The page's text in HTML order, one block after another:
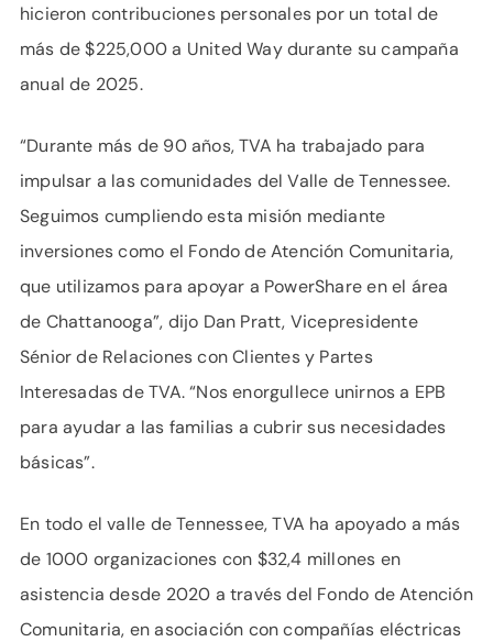
hicieron contribuciones personales por un total de
más de $225,000 a United Way durante su campaña
anual de 2025.
“Durante más de 90 años, TVA ha trabajado para
impulsar a las comunidades del Valle de Tennessee.
Seguimos cumpliendo esta misión mediante
inversiones como el Fondo de Atención Comunitaria,
que utilizamos para apoyar a PowerShare en el área
de Chattanooga”, dijo Dan Pratt, Vicepresidente
Sénior de Relaciones con Clientes y Partes
Interesadas de TVA. “Nos enorgullece unirnos a EPB
para ayudar a las familias a cubrir sus necesidades
básicas”.
En todo el valle de Tennessee, TVA ha apoyado a más
de 1000 organizaciones con $32,4 millones en
asistencia desde 2020 a través del Fondo de Atención
Comunitaria, en asociación con compañías eléctricas